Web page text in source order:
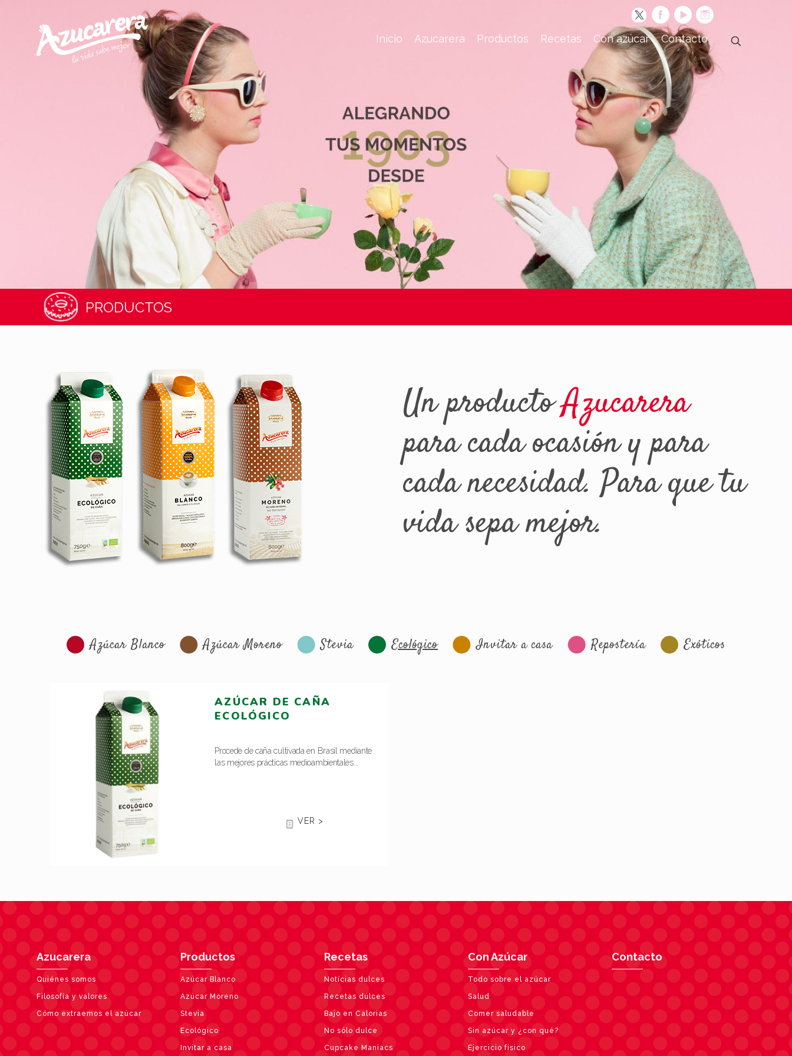
Inicio Azucarera Productos Recetas Con azúcar Contacto
PRODUCTOS
Un productoAzucarera
para cada ocasión y para
cada necesidad. Para que tu
vida sepa mejor.
Azúcar Blanco Azúcar Moreno Stevia Ecológico Invitar a casa Repostería Exóticos
AZÚCAR DE CAÑA
ECOLÓGICO
Procede de caña cultivada en Brasil mediante
las mejores prácticas medioambientales...
VER >
Azucarera
Quiénes somos
Filosofía y valores
Cómo extraemos el azúcar
Productos
Azúcar Blanco
Azúcar Moreno
Stevia
Ecológico
Invitar a casa
Recetas
Notícias dulces
Recetas dulces
Bajo en Calorias
No sólo dulce
Cupcake Maniacs
Con Azúcar
Todo sobre el azúcar
Salud
Comer saludable
Sin azúcar y ¿con qué?
Ejercicio físico
Contacto